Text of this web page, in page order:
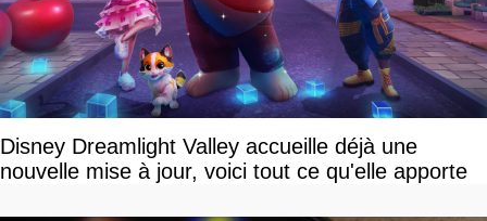
Disney Dreamlight Valley accueille déjà une
nouvelle mise à jour, voici tout ce qu'elle apporte